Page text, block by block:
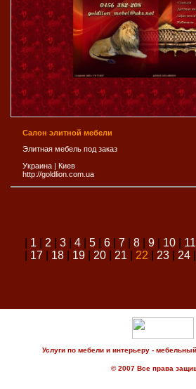
Салон элитной мебели
Элитная мебель под заказ
Украина | Киев
http://goldlion.com.ua
1 2 3| 4| 5| 6| 7| 8| 9| 10| 11
17| 18| 19| 20| 21 22 23| 24|
Услуги по мебели и интерьеру -
© 2007 Все права